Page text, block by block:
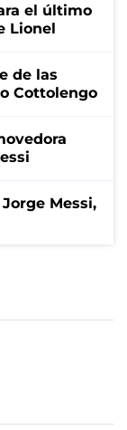
el último
Lionel
de las
Cottolengo
Messi,